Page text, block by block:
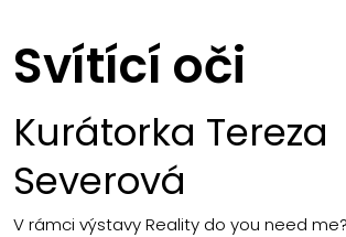
Svítící oči
Kurátorka Tereza
Severová
V rámci výstavy Reality do you need me?